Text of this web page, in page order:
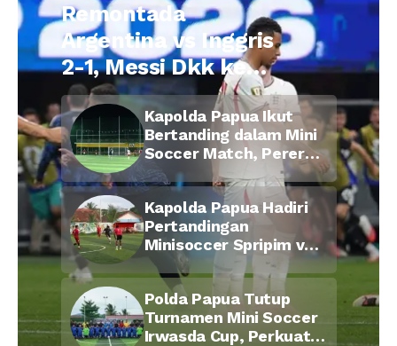
Remontada
Argentina vs Inggris
2-1, Messi Dkk ke
Final Piala Dunia
2026
Kapolda Papua Ikut
Bertanding dalam Mini
Soccer Match, Pererat
Kebersamaan Personel
di Bulan Ramadan
Kapolda Papua Hadiri
Pertandingan
Minisoccer Spripim vs
Bid Propam, Pererat
Soliditas dan
Kebersamaan Personel
Polda Papua Tutup
Turnamen Mini Soccer
Irwasda Cup, Perkuat